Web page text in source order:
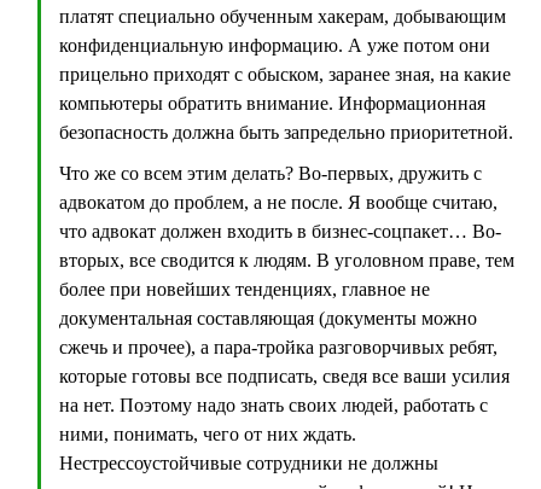
платят специально обученным хакерам, добывающим
конфиденциальную информацию. А уже потом они
прицельно приходят с обыском, заранее зная, на какие
компьютеры обратить внимание. Информационная
безопасность должна быть запредельно приоритетной.
Что же со всем этим делать? Во-первых, дружить с
адвокатом до проблем, а не после. Я вообще считаю,
что адвокат должен входить в бизнес-соцпакет… Во-
вторых, все сводится к людям. В уголовном праве, тем
более при новейших тенденциях, главное не
документальная составляющая (документы можно
сжечь и прочее), а пара-тройка разговорчивых ребят,
которые готовы все подписать, сведя все ваши усилия
на нет. Поэтому надо знать своих людей, работать с
ними, понимать, чего от них ждать.
Нестрессоустойчивые сотрудники не должны